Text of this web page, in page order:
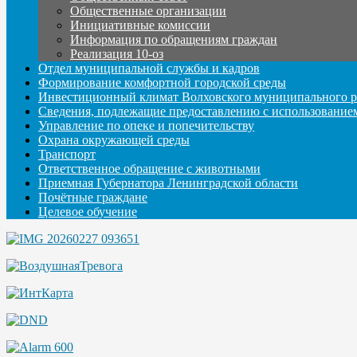
Общественные организации
Инициативные комиссии
Информация по обращениям граждан
Реализация 10-оз
Отдел муниципальной службы и кадров
Формирование комфортной городской среды
Инвестиционный климат Волховского муниципального
Сведения, подлежащие предоставлению с
Управление по опеке и попечительству
Охрана окружающей среды
Транспорт
Ответственное обращение с животными
Приемная Губернатора Ленинградской области
Почётные граждане
Целевое обучение